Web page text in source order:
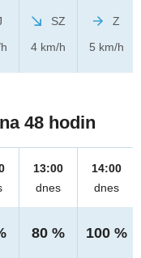
SZ
4 km/h
Z
5 km/h
48 hodin
13:00
dnes
80 %
14:00
dnes
100 %